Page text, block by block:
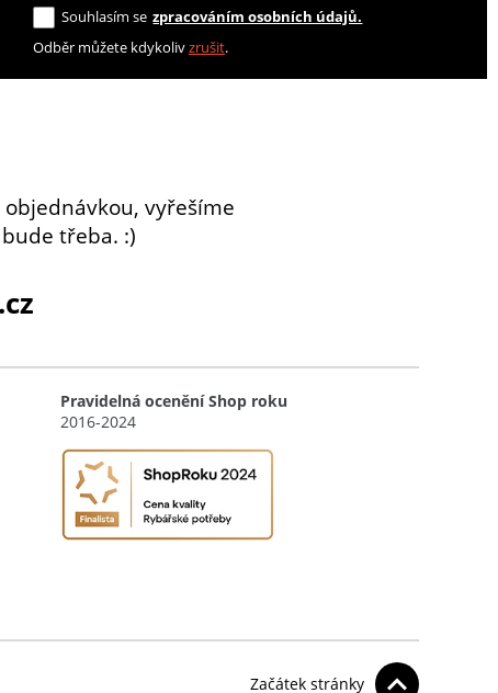
Souhlasím se zpracováním osobních údajů.
Odběr můžete kdykolivzrušit.
vyřešíme
třeba. :)
Pravidelná ocenění Shop roku
2016-2024
Začátek stránky